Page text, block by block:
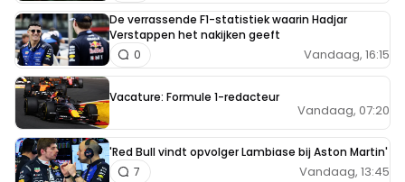
De verrassende F1-statistiek waarin Hadjar
Verstappen het nakijken geeft
Vandaag, 16:15
0
Vacature: Formule 1-redacteur
Vandaag, 07:20
'Red Bull vindt opvolger Lambiase bij Aston Martin'
Vandaag, 13:45
7